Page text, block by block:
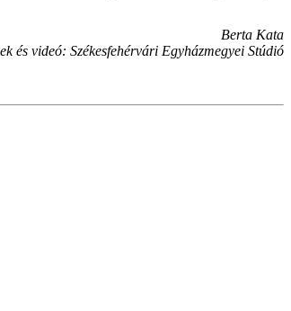
Berta Kata
és videó: Székesfehérvári Egyházmegyei Stúdió